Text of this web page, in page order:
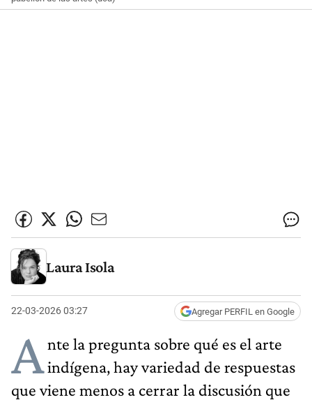
Laura Isola
22-03-2026 03:27 Agregar PERFIL en Google
Ante la pregunta sobre qué es el arte
indígena, hay variedad de respuestas
que viene menos a cerrar la discusión que